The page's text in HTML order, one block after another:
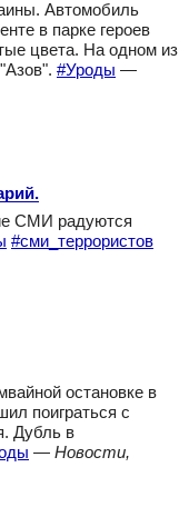
Автомобиль
в парке героев
цвета. На одном из
#Уроды —
СМИ радуются
#сми_террористов
остановке в
поиграться с
Дубль в
— Новости,